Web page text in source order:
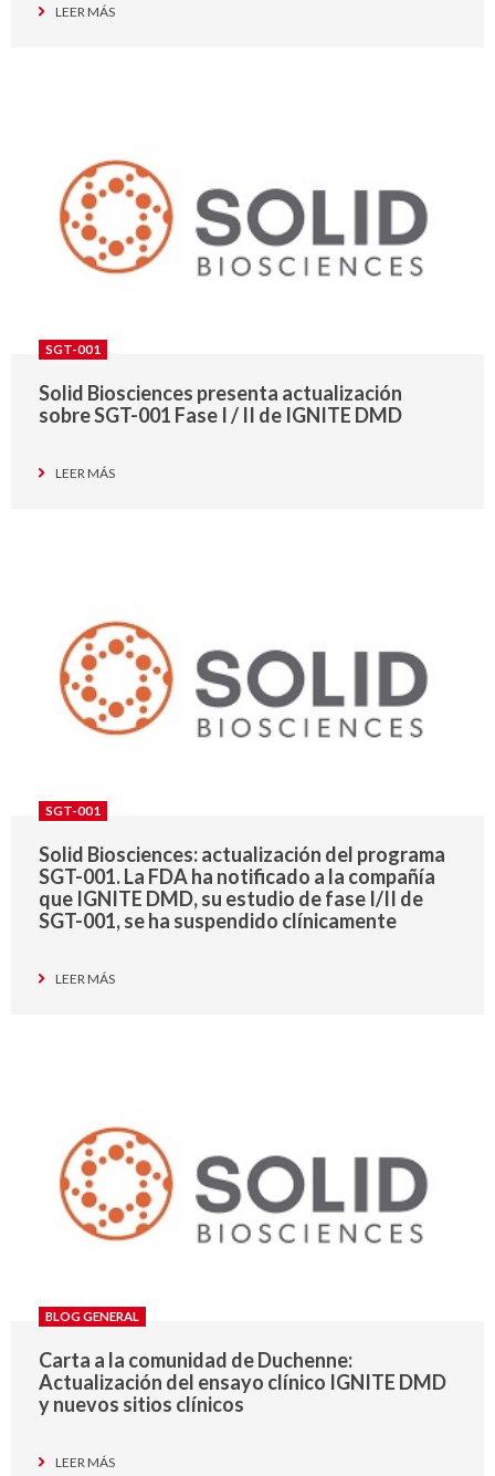
LEER MÁS
SGT-001
Solid Biosciences presenta actualización
sobre SGT-001 Fase I / II de IGNITE DMD
LEER MÁS
SGT-001
Solid Biosciences: actualización del programa
SGT-001. La FDA ha notificado a la compañía
que IGNITE DMD, su estudio de fase I/II de
SGT-001, se ha suspendido clínicamente
LEER MÁS
BLOG GENERAL
Carta a la comunidad de Duchenne:
Actualización del ensayo clínico IGNITE DMD
y nuevos sitios clínicos
LEER MÁS